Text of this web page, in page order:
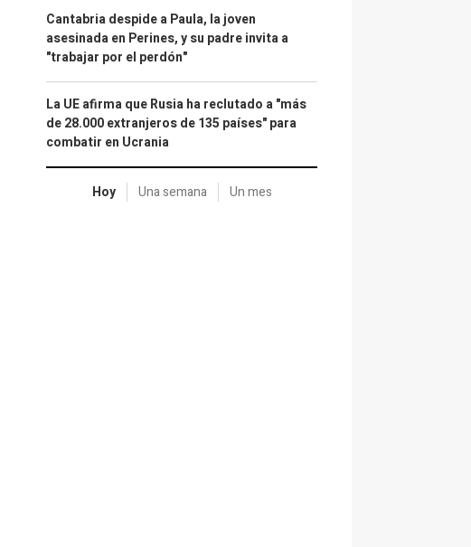
Cantabria despide a Paula, la joven
asesinada en Perines, y su padre invita a
"trabajar por el perdón"
La UE afirma que Rusia ha reclutado a "más
de 28.000 extranjeros de 135 países" para
combatir en Ucrania
Hoy Una semana Un mes